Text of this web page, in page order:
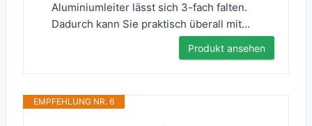
Aluminiumleiter lässt sich 3-fach falten.
Dadurch kann Sie praktisch überall mit...
Produkt ansehen
EMPFEHLUNG NR. 6